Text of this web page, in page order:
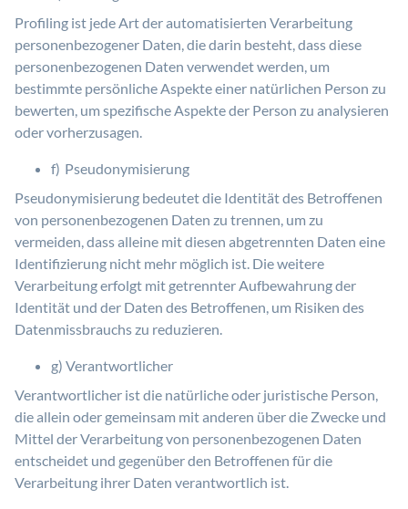
Profiling ist jede Art der automatisierten Verarbeitung
personenbezogener Daten, die darin besteht, dass diese
personenbezogenen Daten verwendet werden, um
bestimmte persönliche Aspekte einer natürlichen Person zu
bewerten, um spezifische Aspekte der Person zu analysieren
oder vorherzusagen.
f) Pseudonymisierung
Pseudonymisierung bedeutet die Identität des Betroffenen
von personenbezogenen Daten zu trennen, um zu
vermeiden, dass alleine mit diesen abgetrennten Daten eine
Identifizierung nicht mehr möglich ist. Die weitere
Verarbeitung erfolgt mit getrennter Aufbewahrung der
Identität und der Daten des Betroffenen, um Risiken des
Datenmissbrauchs zu reduzieren.
g) Verantwortlicher
Verantwortlicher ist die natürliche oder juristische Person,
die allein oder gemeinsam mit anderen über die Zwecke und
Mittel der Verarbeitung von personenbezogenen Daten
entscheidet und gegenüber den Betroffenen für die
Verarbeitung ihrer Daten verantwortlich ist.